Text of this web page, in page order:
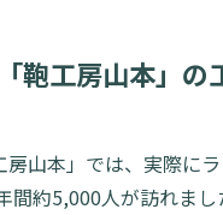
鞄工房山本」の
山本」では、実際に
間約5,000人が訪れま